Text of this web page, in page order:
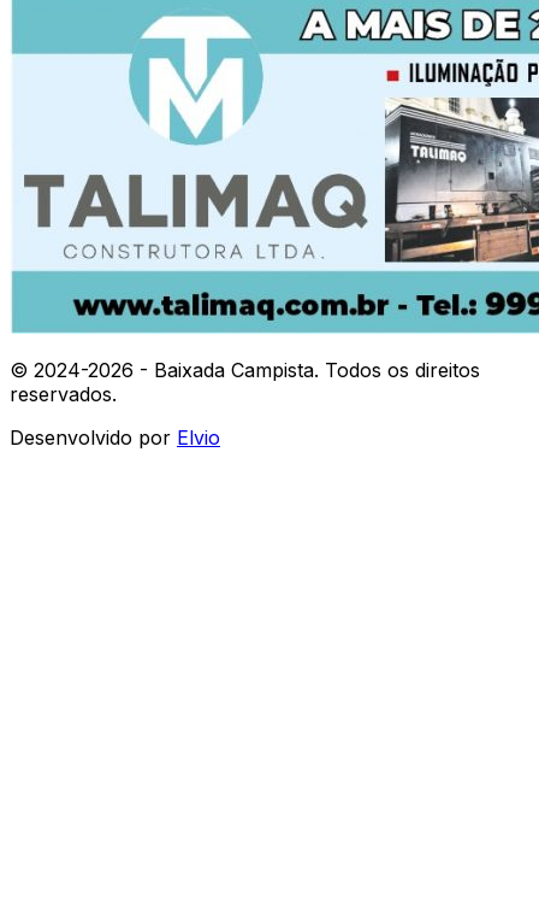
© 2024-2026 - Baixada Campista. Todos os direitos
reservados.
Desenvolvido por Elvio